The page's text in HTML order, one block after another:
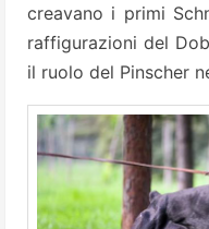
creavano i primi
raffigurazioni del
il ruolo del Pinscher